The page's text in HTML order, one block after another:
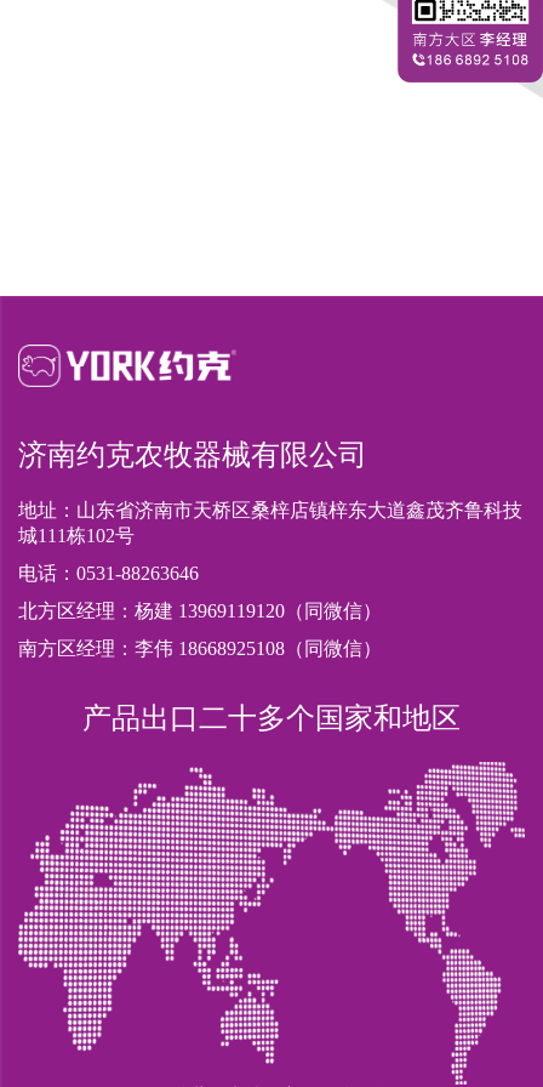
济南约克农牧器械有限公司
地址：山东省济南市天桥区桑梓店镇梓东大道鑫茂齐鲁科技
城111栋102号
电话：0531-88263646
北方区经理：杨建 13969119120（同微信）
南方区经理：李伟 18668925108（同微信）
产品出口二十多个国家和地区